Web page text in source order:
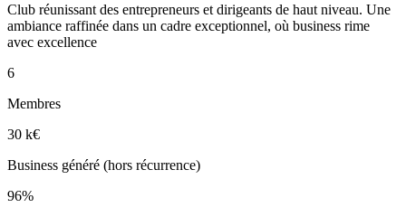
Club réunissant des entrepreneurs et dirigeants de haut niveau. Une
ambiance raffinée dans un cadre exceptionnel, où business rime
avec excellence
6
Membres
30 k€
Business généré (hors récurrence)
96%